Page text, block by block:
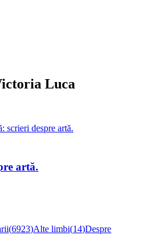
Luca
artă.
(6923)Alte limbi(14)Despre